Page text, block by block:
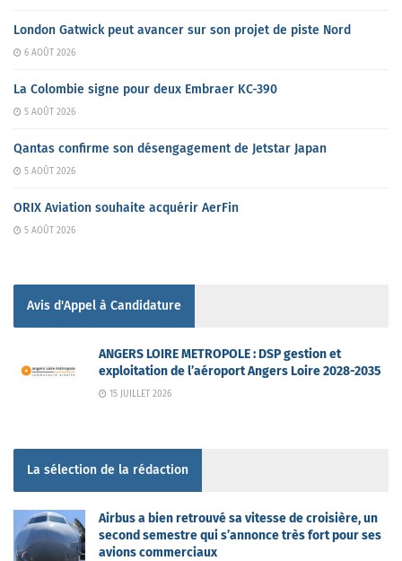
London Gatwick peut avancer sur son projet de piste Nord
6 AOÛT 2026
La Colombie signe pour deux Embraer KC-390
5 AOÛT 2026
Qantas confirme son désengagement de Jetstar Japan
5 AOÛT 2026
ORIX Aviation souhaite acquérir AerFin
5 AOÛT 2026
Avis d'Appel à Candidature
ANGERS LOIRE METROPOLE : DSP gestion et
exploitation de l’aéroport Angers Loire 2028-2035
15 JUILLET 2026
La sélection de la rédaction
Airbus a bien retrouvé sa vitesse de croisière, un
second semestre qui s’annonce très fort pour ses
avions commerciaux